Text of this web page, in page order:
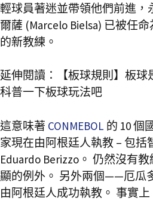
輕球員著迷並帶領他們前進
爾薩 (Marcelo Bielsa) 已被任
的新教練。
延伸閱讀：【板球規則】板球
科普一下板球玩法吧
這意味著 CONMEBOL 的 10 個
家現在由阿根廷人執教 – 包括
Eduardo Berizzo。 仍然沒有
顯的例外。 另外兩個——厄瓜
由阿根廷人成功執教。 事實